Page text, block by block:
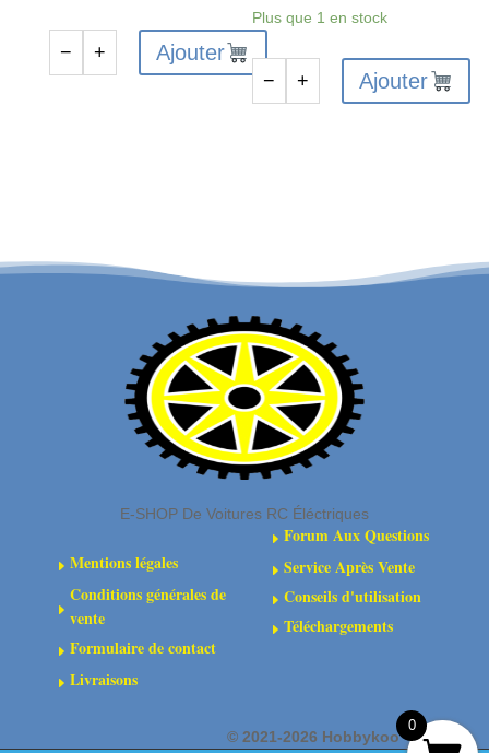
de
− + Ajouter
Plus que 1 en stock
inférieurs
et
de
ressort
de
pare-
chocs
− + Ajouter
E-SHOP De Voitures RC Éléctriques
EMentions légales
E
Conditions générales de
vente
EFormulaire de contact
ELivraisons
E Forum Aux Questions
E Service Après Vente
E Conseils d'utilisation
E Téléchargements
©2021-2026 Hobbykoo
0